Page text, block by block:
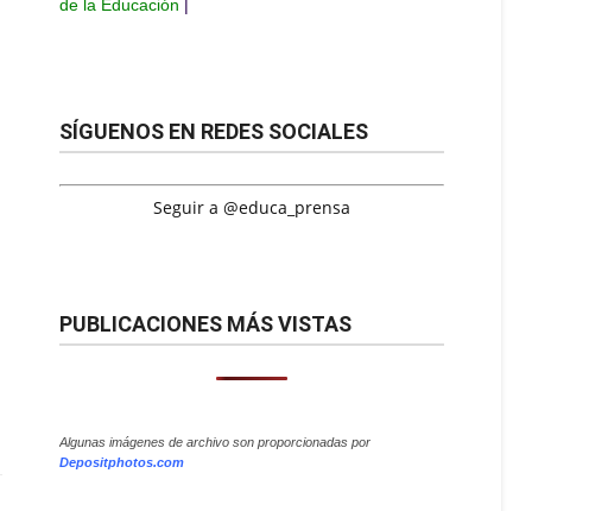
de la Educación |
SÍGUENOS EN REDES SOCIALES
Seguir a @educa_prensa
PUBLICACIONES MÁS VISTAS
Algunas imágenes de archivo son proporcionadas por
Depositphotos.com